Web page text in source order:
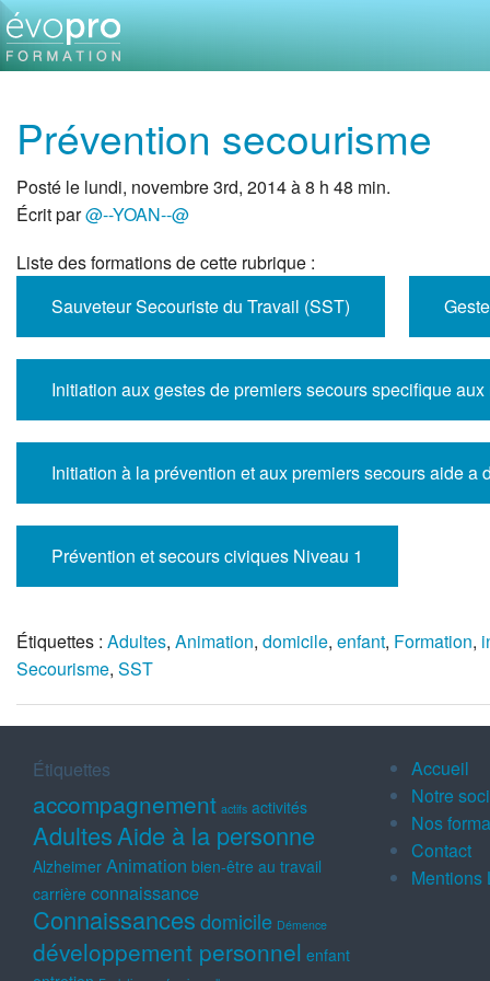
Prévention secourisme
Posté le lundi, novembre 3rd, 2014 à 8 h 48 min.
Écrit par@--YOAN--@
Liste des formations de cette rubrique :
Sauveteur Secouriste du Travail (SST)
Initiation aux gestes de premiers secours specifique
Initiation à la prévention et aux premiers secours aide a
Prévention et secours civiques Niveau 1
Étiquettes : Adultes, Animation, domicile, enfant, Formation,
Secourisme, SST
Étiquettes
accompagnement actifs activités
AdultesAide à la personne
Alzheimer Animation bien-être au travail
carrière connaissance
Connaissancesdomicile Démence
développement personnel enfant
Accueil
Notre
Nos
Contact
Mentions